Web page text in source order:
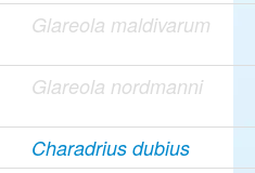
Glareola maldivarum
Glareola nordmanni
Charadrius dubius